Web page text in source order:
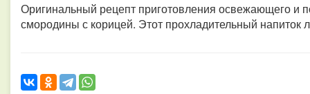
Оригинальный рецепт приготовления освежающего и
смородины с корицей. Этот прохладительный напиток